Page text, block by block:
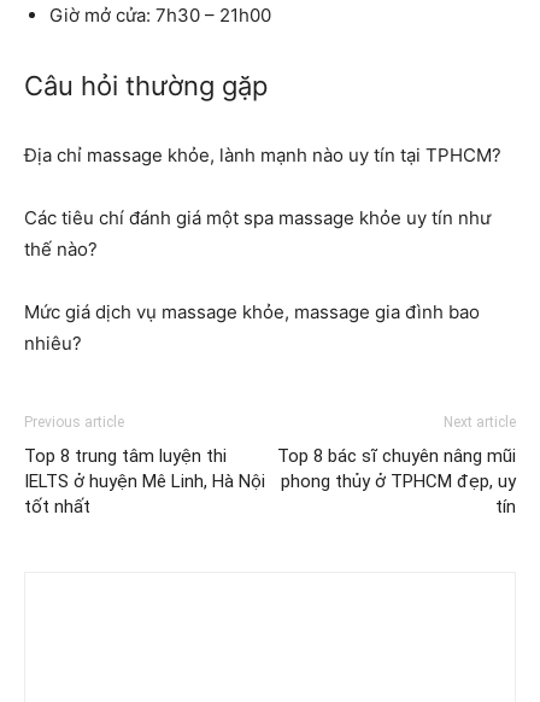
Giờ mở cửa: 7h30 – 21h00
Câu hỏi thường gặp
Địa chỉ massage khỏe, lành mạnh nào uy tín tại TPHCM?
Các tiêu chí đánh giá một spa massage khỏe uy tín như
thế nào?
Mức giá dịch vụ massage khỏe, massage gia đình bao
nhiêu?
Previous article
Top 8 trung tâm luyện thi
IELTS ở huyện Mê Linh, Hà Nội
tốt nhất
Next article
Top 8 bác sĩ chuyên nâng mũi
phong thủy ở TPHCM đẹp, uy
tín